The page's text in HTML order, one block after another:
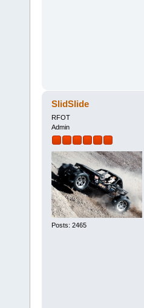
SlidSlide
RFOT
Admin
Posts: 2465